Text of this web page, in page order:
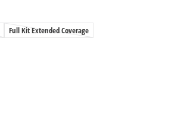
Full Kit Extended Coverage